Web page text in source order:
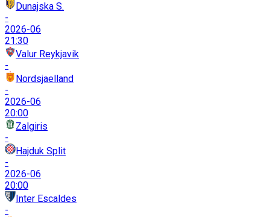
Dunajska S.
-
2026-06
21:30
Valur Reykjavik
-
Nordsjaelland
-
2026-06
20:00
Zalgiris
-
Hajduk Split
-
2026-06
20:00
Inter Escaldes
-